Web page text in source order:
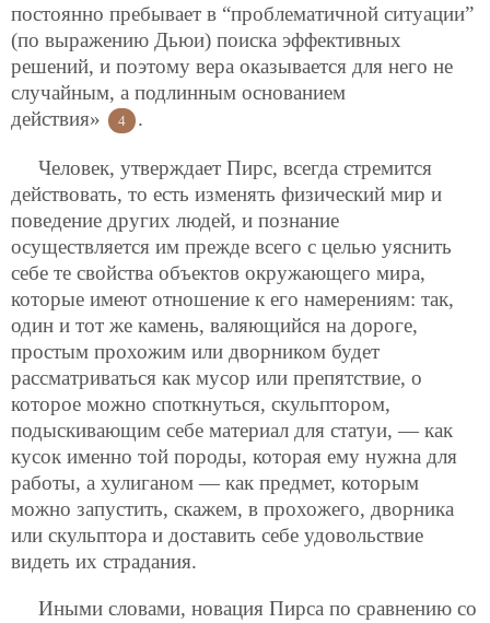
постоянно пребывает в “проблематичной ситуации”
(по выражению Дьюи) поиска эффективных
решений, и поэтому вера оказывается для него не
случайным, а подлинным основанием
действия»
4 .
Человек, утверждает Пирс, всегда стремится
действовать, то есть изменять физический мир и
поведение других людей, и познание
осуществляется им прежде всего с целью уяснить
себе те свойства объектов окружающего мира,
которые имеют отношение к его намерениям: так,
один и тот же камень, валяющийся на дороге,
простым прохожим или дворником будет
рассматриваться как мусор или препятствие, о
которое можно споткнуться, скульптором,
подыскивающим себе материал для статуи, — как
кусок именно той породы, которая ему нужна для
работы, а хулиганом — как предмет, которым
можно запустить, скажем, в прохожего, дворника
или скульптора и доставить себе удовольствие
видеть их страдания.
Иными словами, новация Пирса по сравнению со